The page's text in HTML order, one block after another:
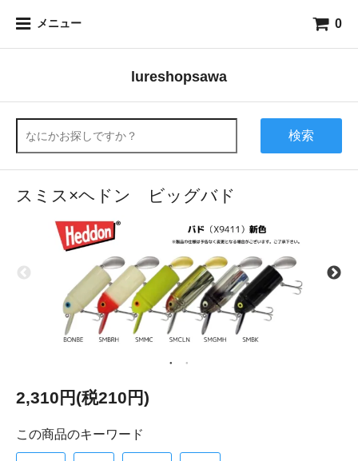
メニュー 0
lureshopsawa
検索
スミス×ヘドン ビッグバド
2,310円(税210円)
この商品のキーワード